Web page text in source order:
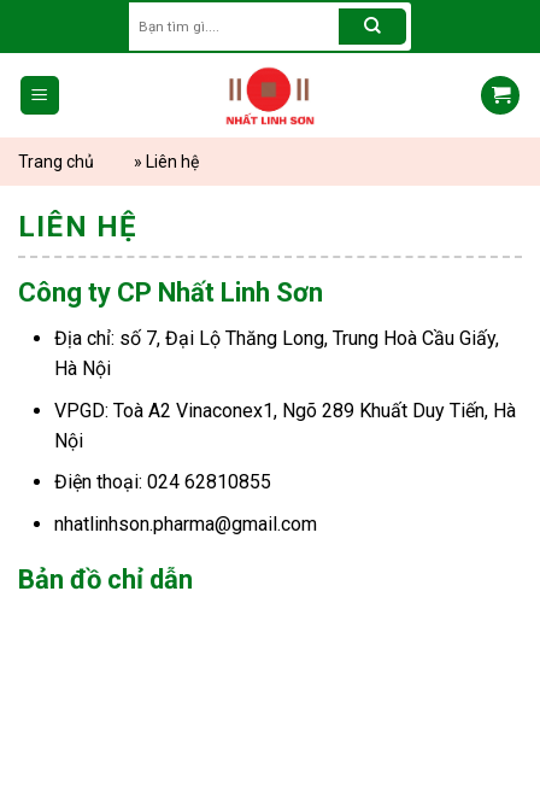
content
for:
Trang chủ » Liên hệ
LIÊN HỆ
Công ty CP Nhất Linh Sơn
Địa chỉ: số 7, Đại Lộ Thăng Long, Trung Hoà Cầu Giấy,
Hà Nội
VPGD: Toà A2 Vinaconex1, Ngõ 289 Khuất Duy Tiến, Hà
Nội
Điện thoại: 024 62810855
nhatlinhson.pharma@gmail.com
Bản đồ chỉ dẫn